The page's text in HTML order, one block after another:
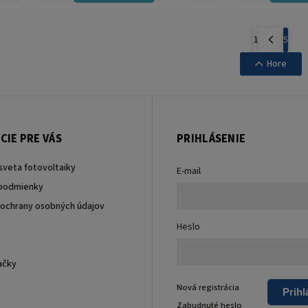
1
5
Hore
PRE VÁS
fotovoltaiky
osobných údajov
PRIHLÁSENIE
E-mail
Heslo
Nová registrácia
Zabudnuté heslo